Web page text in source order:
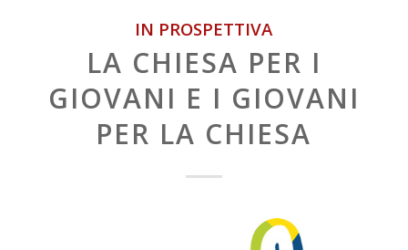
IN PROSPETTIVA
LA CHIESA PER I
GIOVANI E I GIOVANI
PER LA CHIESA